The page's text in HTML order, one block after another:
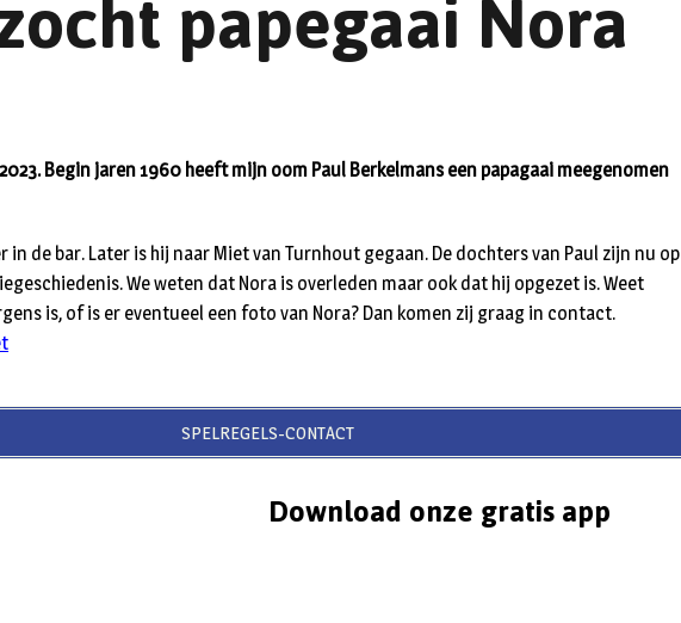
2023. Begin jaren 1960 heeft mijn oom Paul Berkelmans een papagaai meegenomen
in de bar. Later is hij naar Miet van Turnhout gegaan. De dochters van Paul zijn nu op
We weten dat Nora is overleden maar ook dat hij opgezet is. Weet
is, of is er eventueel een foto van Nora? Dan komen zij graag in contact.
SPELREGELS-CONTACT
Download onze gratis app